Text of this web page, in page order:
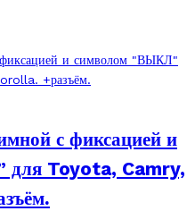
с фиксацией и
Toyota, Camry,